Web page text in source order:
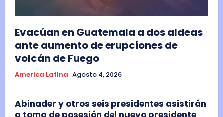
Evacúan en Guatemala a dos aldeas
ante aumento de erupciones de
volcán de Fuego
America Latina Agosto 4, 2026
Abinader y otros seis presidentes asistirán
a toma de posesión del nuevo presidente